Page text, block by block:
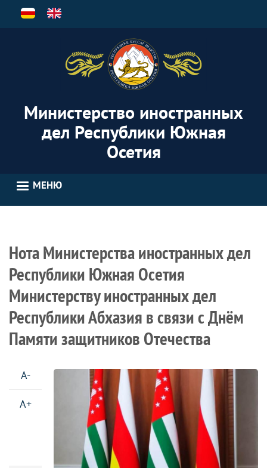
Перейти
Министерство иностранных
дел Республики Южная
Осетия
МЕНЮ
Нота Министерства иностранных дел
Республики Южная Осетия
Министерству иностранных дел
Республики Абхазия в связи с Днём
Памяти защитников Отечества
A-
A+